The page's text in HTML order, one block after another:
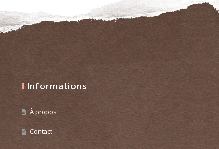
Informations
À propos
Contact